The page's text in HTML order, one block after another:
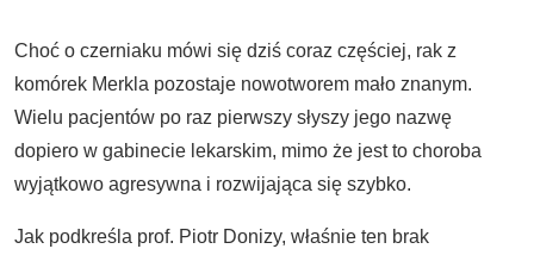
Choć o czerniaku mówi się dziś coraz częściej, rak z
komórek Merkla pozostaje nowotworem mało znanym.
Wielu pacjentów po raz pierwszy słyszy jego nazwę
dopiero w gabinecie lekarskim, mimo że jest to choroba
wyjątkowo agresywna i rozwijająca się szybko.
Jak podkreśla prof. Piotr Donizy, właśnie ten brak